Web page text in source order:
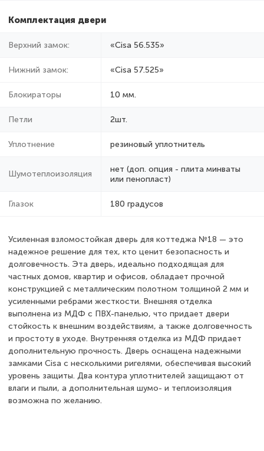
Комплектация двери
Верхний замок: «Cisa 56.535»
Нижний замок: «Cisa 57.525»
Блокираторы 10 мм.
Петли 2шт.
Уплотнение резиновый уплотнитель
Шумотеплоизоляция
нет (доп. опция - плита минваты
или пенопласт)
Глазок 180 градусов
Усиленная взломостойкая дверь для коттеджа №18 — это
надежное решение для тех, кто ценит безопасность и
долговечность. Эта дверь, идеально подходящая для
частных домов, квартир и офисов, обладает прочной
конструкцией с металлическим полотном толщиной 2 мм и
усиленными ребрами жесткости. Внешняя отделка
выполнена из МДФ с ПВХ-панелью, что придает двери
стойкость к внешним воздействиям, а также долговечность
и простоту в уходе. Внутренняя отделка из МДФ придает
дополнительную прочность. Дверь оснащена надежными
замками Cisa с несколькими ригелями, обеспечивая высокий
уровень защиты. Два контура уплотнителей защищают от
влаги и пыли, а дополнительная шумо- и теплоизоляция
возможна по желанию.